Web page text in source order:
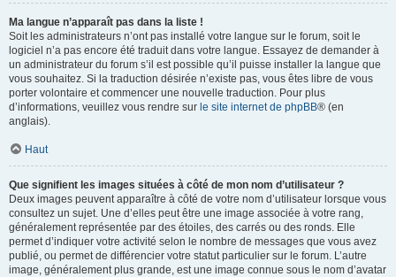
Ma langue n’apparaît pas dans la liste !
Soit les administrateurs n’ont pas installé votre langue sur le forum, soit le
logiciel n’a pas encore été traduit dans votre langue. Essayez de demander à
un administrateur du forum s’il est possible qu’il puisse installer la langue que
vous souhaitez. Si la traduction désirée n’existe pas, vous êtes libre de vous
porter volontaire et commencer une nouvelle traduction. Pour plus
d’informations, veuillez vous rendre sur le site internet de phpBB® (en
anglais).
Haut
Que signifient les images situées à côté de mon nom d’utilisateur ?
Deux images peuvent apparaître à côté de votre nom d’utilisateur lorsque vous
consultez un sujet. Une d’elles peut être une image associée à votre rang,
généralement représentée par des étoiles, des carrés ou des ronds. Elle
permet d’indiquer votre activité selon le nombre de messages que vous avez
publié, ou permet de différencier votre statut particulier sur le forum. L’autre
image, généralement plus grande, est une image connue sous le nom d’avatar